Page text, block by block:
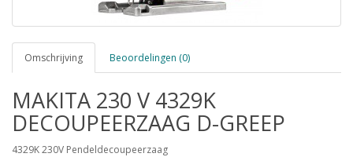
Omschrijving Beoordelingen (0)
MAKITA 230 V 4329K
DECOUPEERZAAG D-GREEP
4329K 230V Pendeldecoupeerzaag